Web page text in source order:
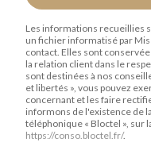
Les informations recueillies
un fichier informatisé par
contact. Elles sont
la relation client dans le
sont destinées à nos
et libertés », vous pouvez
concernant et les faire
informons de l'existence de
téléphonique « Bloctel », sur
https://conso.bloctel.fr/.